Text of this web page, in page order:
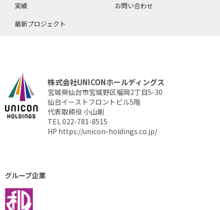
実績
最新プロジェクト
お問い合わせ
株式会社UNICONホールディングス
宮城県仙台市宮城野区榴岡2丁目5-30
仙台イーストフロントビル5階
代表取締役 小山剛
TEL 022-781-8515
HP https://unicon-holdings.co.jp/
グループ企業